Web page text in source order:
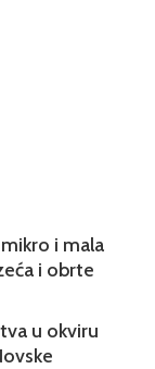
i mala
i obrte
u okviru